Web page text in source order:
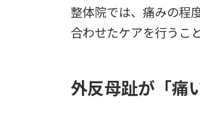
整体院では、痛みの程
合わせたケアを行うこ
外反母趾が「痛